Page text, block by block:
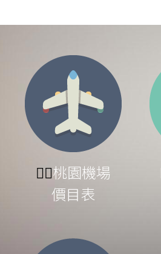
👉🏻桃園機場
價目表